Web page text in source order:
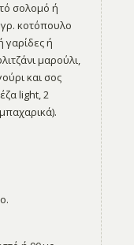
σολομό ή
κοτόπουλο
γαρίδες ή
μαρούλι,
και σος
light, 2